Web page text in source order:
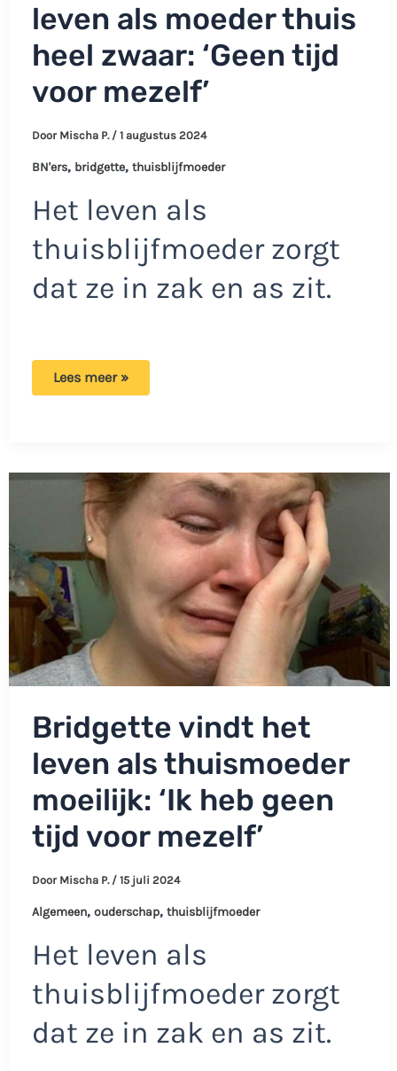
leven als moeder thuis
heel zwaar: ‘Geen tijd
voor mezelf’
Door Mischa P. / 1 augustus 2024
BN'ers, bridgette, thuisblijfmoeder
Het leven als
thuisblijfmoeder zorgt
dat ze in zak en as zit.
Bridgette
heel
zwaar:
‘Geen
mezelf’
Lees meer »
Bridgette vindt het
leven als thuismoeder
moeilijk: ‘Ik heb geen
tijd voor mezelf’
Door Mischa P. / 15 juli 2024
Algemeen, ouderschap, thuisblijfmoeder
Het leven als
thuisblijfmoeder zorgt
dat ze in zak en as zit.